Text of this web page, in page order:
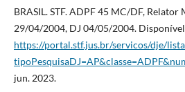
BRASIL. STF. ADPF 45 MC/DF,
29/04/2004, DJ 04/05/2004.
https://portal.stf.jus.br/servicos/dje/
jun. 2023.